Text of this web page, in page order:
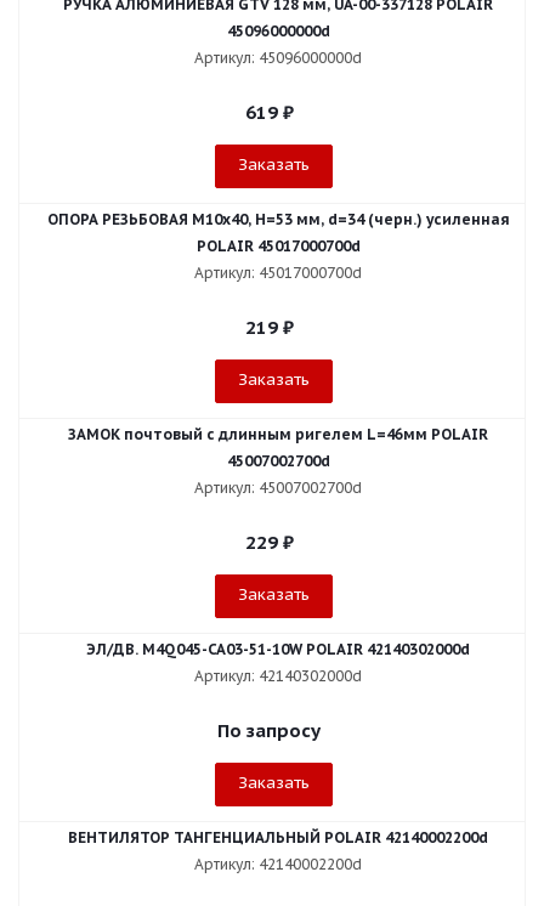
РУЧКА АЛЮМИНИЕВАЯ GTV 128 мм, UA-00-337128 POLAIR
45096000000d
Артикул: 45096000000d
619₽
Заказать
ОПОРА РЕЗЬБОВАЯ М10х40, Н=53 мм, d=34 (черн.) усиленная
POLAIR 45017000700d
Артикул: 45017000700d
219₽
Заказать
ЗАМОК почтовый с длинным ригелем L=46мм POLAIR
45007002700d
Артикул: 45007002700d
229₽
Заказать
ЭЛ/ДВ. M4Q045-CA03-51-10W POLAIR 42140302000d
Артикул: 42140302000d
По запросу
Заказать
ВЕНТИЛЯТОР ТАНГЕНЦИАЛЬНЫЙ POLAIR 42140002200d
Артикул: 42140002200d